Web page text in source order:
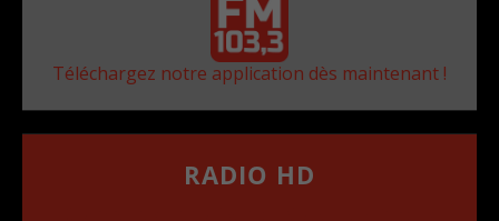
Téléchargez notre application dès maintenant !
RADIO HD